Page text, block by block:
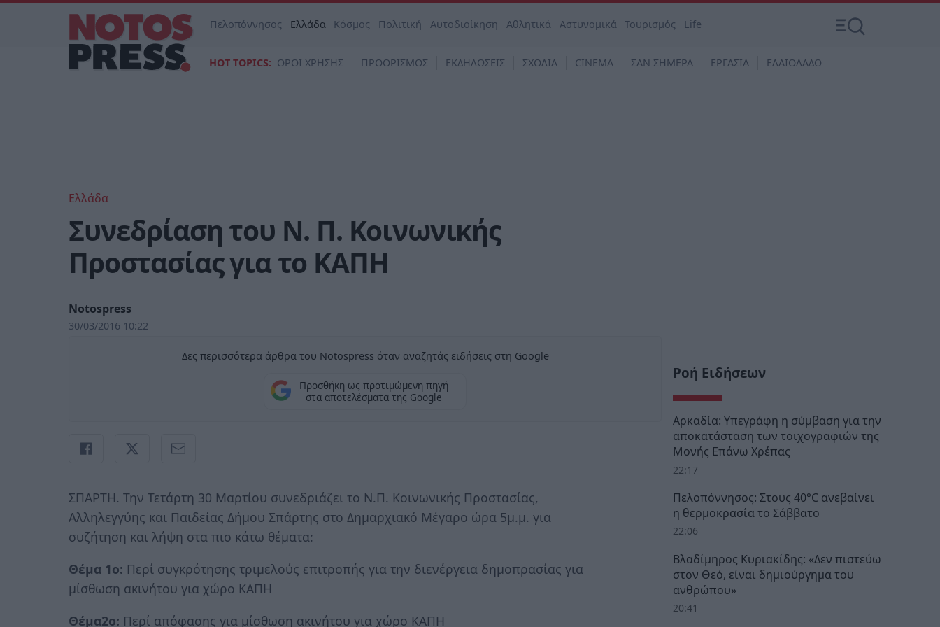
Πελοπόννησος Ελλάδα Κόσμος Πολιτική Αυτοδιοίκηση Αθλητικά Αστυνομικά Τουρισμός Life
HOT TOPICS: ΟΡΟΙ ΧΡΗΣΗΣ ΠΡΟΟΡΙΣΜΟΣ ΕΚΔΗΛΩΣΕΙΣ ΣΧΟΛΙΑ CINEMA ΣΑΝ ΣΗΜΕΡΑ ΕΡΓΑΣΙΑ ΕΛΑΙΟΛΑΔΟ
Ελλάδα
Συνεδρίαση του Ν. Π. Κοινωνικής
Προστασίας για το ΚΑΠΗ
Notospress
30/03/2016 10:22
Δες περισσότερα άρθρα του Notospress όταν αναζητάς ειδήσεις στη Google
Προσθήκη ως προτιμώμενη πηγή
στα αποτελέσματα της Google
ΣΠΑΡΤΗ. Την Τετάρτη 30 Μαρτίου συνεδριάζει το Ν.Π. Κοινωνικής Προστασίας,
Αλληλεγγύης και Παιδείας Δήμου Σπάρτης στο Δημαρχιακό Μέγαρο ώρα 5μ.μ. για
συζήτηση και λήψη στα πιο κάτω θέματα:
Θέμα 1ο: Περί συγκρότησης τριμελούς επιτροπής για την διενέργεια δημοπρασίας για
μίσθωση ακινήτου για χώρο ΚΑΠΗ
Θέμα2ο: Περί απόφασης για μίσθωση ακινήτου για χώρο ΚΑΠΗ
Ροή Ειδήσεων
Αρκαδία: Υπεγράφη η σύμβαση για την
αποκατάσταση των τοιχογραφιών της
Μονής Επάνω Χρέπας
22:17
Πελοπόννησος: Στους 40°C ανεβαίνει
η θερμοκρασία το Σάββατο
22:06
Βλαδίμηρος Κυριακίδης: «Δεν πιστεύω
στον Θεό, είναι δημιούργημα του
ανθρώπου»
20:41